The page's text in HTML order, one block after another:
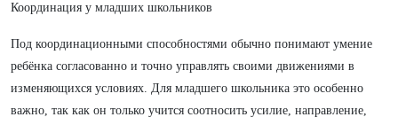
Координация у младших школьников
Под координационными способностями обычно понимают умение
ребёнка согласованно и точно управлять своими движениями в
изменяющихся условиях. Для младшего школьника это особенно
важно, так как он только учится соотносить усилие, направление,